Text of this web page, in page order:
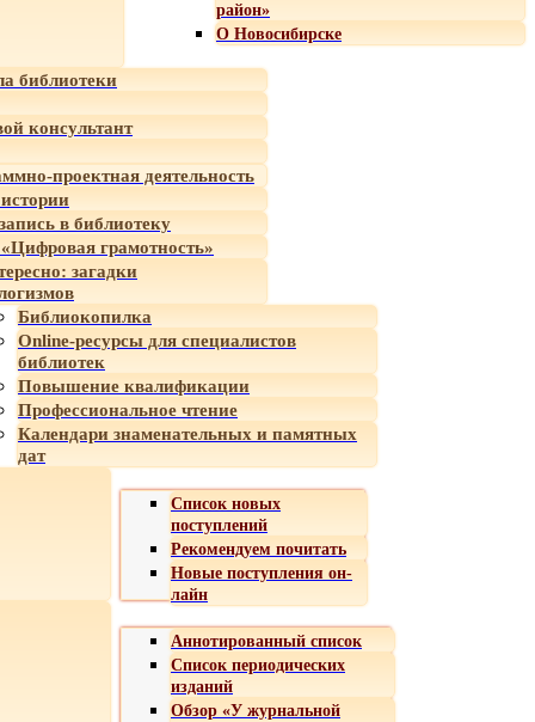
район»
О Новосибирске
библиотеки
консультант
проектная деятельность
в библиотеку
грамотность»
загадки
Библиокопилка
Online-ресурсы для специалистов
библиотек
Повышение квалификации
Профессиональное чтение
Календари знаменательных и памятных
дат
Список новых
поступлений
Рекомендуем почитать
Новые поступления он-
лайн
Аннотированный список
Список периодических
изданий
Обзор «У журнальной